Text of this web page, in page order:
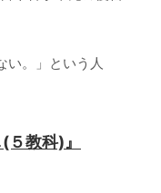
い。」という人
５教科)』